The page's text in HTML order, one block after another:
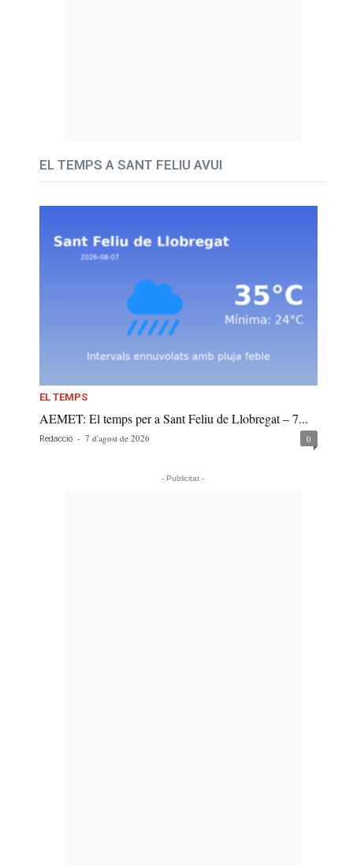
EL TEMPS A SANT FELIU AVUI
EL TEMPS
AEMET: El temps per a Sant Feliu de Llobregat – 7...
Redacció - 7 d'agost de 2026 0
- Publicitat -